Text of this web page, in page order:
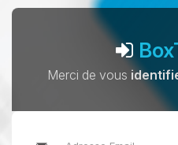
Merci de vous